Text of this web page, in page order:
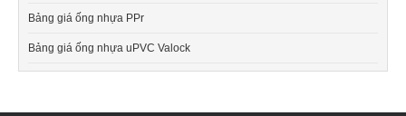
Bảng giá ống nhựa PPr
Bảng giá ống nhựa uPVC Valock